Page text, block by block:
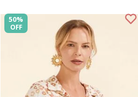
50%
OFF